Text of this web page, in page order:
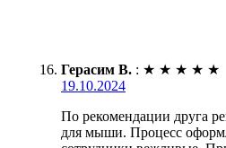
Герасим В. : ★ ★ ★ ★ ★
19.10.2024
По рекомендации друга
для мыши. Процесс